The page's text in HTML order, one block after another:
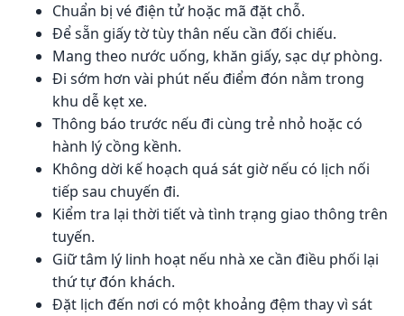
Chuẩn bị vé điện tử hoặc mã đặt chỗ.
Để sẵn giấy tờ tùy thân nếu cần đối chiếu.
Mang theo nước uống, khăn giấy, sạc dự phòng.
Đi sớm hơn vài phút nếu điểm đón nằm trong
khu dễ kẹt xe.
Thông báo trước nếu đi cùng trẻ nhỏ hoặc có
hành lý cồng kềnh.
Không dời kế hoạch quá sát giờ nếu có lịch nối
tiếp sau chuyến đi.
Kiểm tra lại thời tiết và tình trạng giao thông trên
tuyến.
Giữ tâm lý linh hoạt nếu nhà xe cần điều phối lại
thứ tự đón khách.
Đặt lịch đến nơi có một khoảng đệm thay vì sát